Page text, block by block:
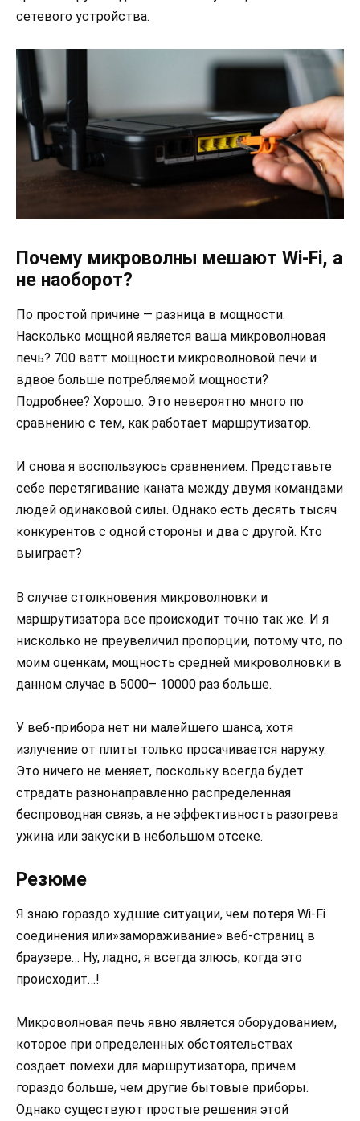
сетевого устройства.
Почему микроволны мешают Wi-Fi, а
не наоборот?
По простой причине — разница в мощности.
Насколько мощной является ваша микроволновая
печь? 700 ватт мощности микроволновой печи и
вдвое больше потребляемой мощности?
Подробнее? Хорошо. Это невероятно много по
сравнению с тем, как работает маршрутизатор.
И снова я воспользуюсь сравнением. Представьте
себе перетягивание каната между двумя командами
людей одинаковой силы. Однако есть десять тысяч
конкурентов с одной стороны и два с другой. Кто
выиграет?
В случае столкновения микроволновки и
маршрутизатора все происходит точно так же. И я
нисколько не преувеличил пропорции, потому что, по
моим оценкам, мощность средней микроволновки в
данном случае в 5000– 10000 раз больше.
У веб-прибора нет ни малейшего шанса, хотя
излучение от плиты только просачивается наружу.
Это ничего не меняет, поскольку всегда будет
страдать разнонаправленно распределенная
беспроводная связь, а не эффективность разогрева
ужина или закуски в небольшом отсеке.
Резюме
Я знаю гораздо худшие ситуации, чем потеря Wi-Fi
соединения или»замораживание» веб-страниц в
браузере… Ну, ладно, я всегда злюсь, когда это
происходит…!
Микроволновая печь явно является оборудованием,
которое при определенных обстоятельствах
создает помехи для маршрутизатора, причем
гораздо больше, чем другие бытовые приборы.
Однако существуют простые решения этой